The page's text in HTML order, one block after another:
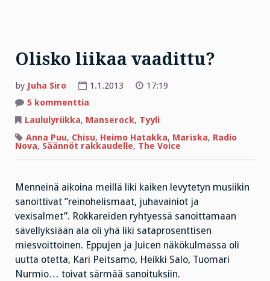
Olisko liikaa vaadittu?
by Juha Siro 1.1.2013
17:19
5 kommenttia
liikaa
Laululyriikka, Manserock, Tyyli
Anna Puu, Chisu, Heimo Hatakka, Mariska, Radio
Nova, Säännöt rakkaudelle, The Voice
Menneinä aikoina meillä liki kaiken levytetyn musiikin
sanoittivat ”reinohelismaat, juhavainiot ja
vexisalmet”. Rokkareiden ryhtyessä sanoittamaan
sävellyksiään ala oli yhä liki sataprosenttisen
miesvoittoinen. Eppujen ja Juicen näkökulmassa oli
uutta otetta, Kari Peitsamo, Heikki Salo, Tuomari
Nurmio… toivat särmää sanoituksiin.